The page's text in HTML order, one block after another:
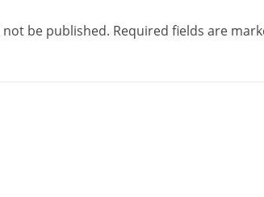
be published. Required fields are